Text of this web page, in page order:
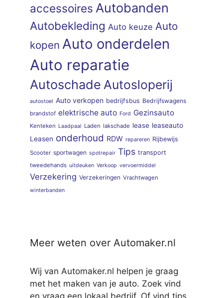
accessoires Autobanden
Autobekleding Auto keuze Auto
kopen Auto onderdelen
Auto reparatie
Autoschade Autosloperij
autostoel Auto verkopen bedrijfsbus Bedrijfswagens
brandstof elektrische auto Ford Gezinsauto
Kenteken Laadpaal Laden lakschade lease leaseauto
Leasen onderhoud RDW repareren Rijbewijs
Scooter sportwagen spotrepair Tips transport
tweedehands uitdeuken Verkoop vervoermiddel
Verzekering Verzekeringen Vrachtwagen
winterbanden
Meer weten over Automaker.nl
Wij van Automaker.nl helpen je graag
met het maken van je auto. Zoek vind